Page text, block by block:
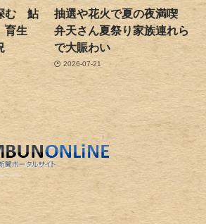
む 鮎
育生
抽選や花火で夏の夜満喫
弁天さん夏祭り家族連れら
で大賑わい
2026-07-21